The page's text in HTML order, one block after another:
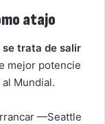
atajo
se trata de salir
mejor potencie
Mundial.
—Seattle